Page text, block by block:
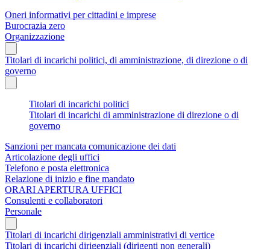
Oneri informativi per cittadini e imprese
Burocrazia zero
Organizzazione
Titolari di incarichi politici, di amministrazione, di direzione o di
governo
Titolari di incarichi politici
Titolari di incarichi di amministrazione di direzione o di
governo
Sanzioni per mancata comunicazione dei dati
Articolazione degli uffici
Telefono e posta elettronica
Relazione di inizio e fine mandato
ORARI APERTURA UFFICI
Consulenti e collaboratori
Personale
Titolari di incarichi dirigenziali amministrativi di vertice
Titolari di incarichi dirigenziali (dirigenti non generali)